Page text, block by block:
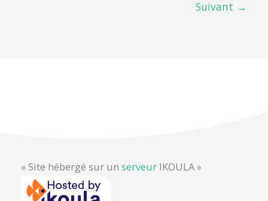
Suivant →
« Site hébergé sur un serveur IKOULA »